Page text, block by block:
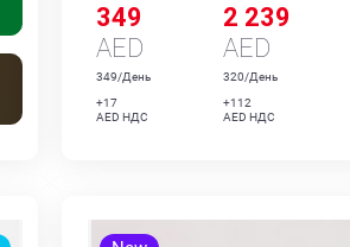
349
AED
349/День
+17
AED НДС
2 239
AED
320/День
+112
AED НДС